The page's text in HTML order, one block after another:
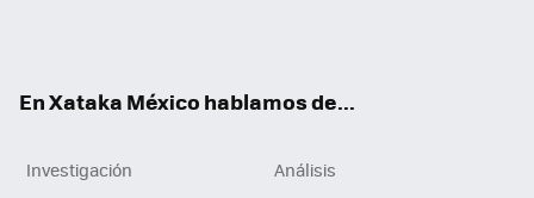
En Xataka México hablamos de...
Investigación
Análisis